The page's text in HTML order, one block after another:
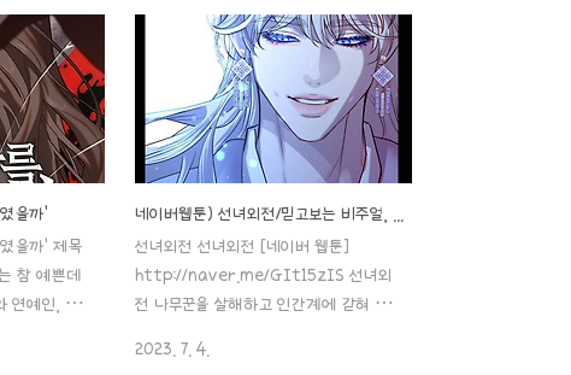
연재 주
이용가 히
시나 있을까
최대공모
가님이신 거
2회밖에 안
나온 상태이
을 괴롭혔던
임’을 대학교
적으로..
만큼 일단 스토리는 탄탄하다는 게 입증
되는 부분이겠죠?ㅎㅎ 1. 줄거리 단명한
운명을 타고난 친손녀의 목숨을 살리기 위
해 조모가 친소녀 은혜와 같은 병원에서
태어난 시연이를 의도적으로 바꾸고 25
년간 그 사실을 숨겨왔다는 내용인데요.
25살 생일이 지나기 전까지 바뀐 삶을
살지 않으면 목숨이 온전치 못할 거라고
했던 은혜가 그 위협이 없어진 25살 생
일, 그 사실은 밝혀지고 시연이는 부모님
을까’
을까’ 제목
참 예쁜데
연예인, 다
먹고 있었
선녀외전 선녀외전 [네이버 웹툰]
http://naver.me/GIt15zIS 선녀외
전 나무꾼을 살해하고 인간계에 갇혀 연
이 연루된 살인사건 담당 형사 '사제
2023. 7. 4.